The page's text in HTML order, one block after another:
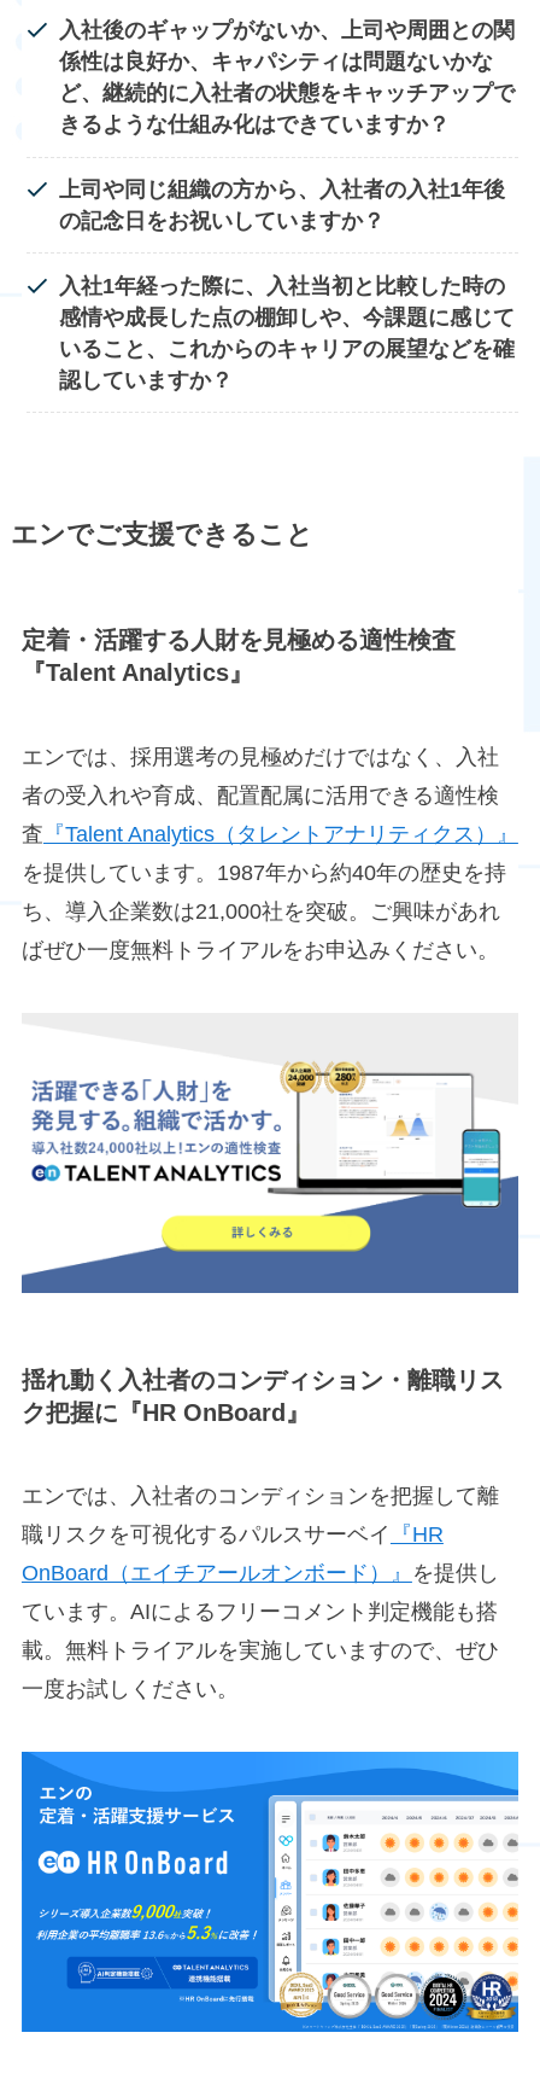
入社後のギャップがないか、上司や周囲との関
係性は良好か、キャパシティは問題ないかな
ど、継続的に入社者の状態をキャッチアップで
きるような仕組み化はできていますか？
上司や同じ組織の方から、入社者の入社1年後
の記念日をお祝いしていますか？
入社1年経った際に、入社当初と比較した時の
感情や成長した点の棚卸しや、今課題に感じて
いること、 これからのキャリアの展望などを確
認していますか？
エンでご支援できること
定着・活躍する人財を見極める適性検査
『Talent Analytics』
エンでは、採用選考の見極めだけではなく、入社
者の受入れや育成、配置配属に活用できる適性検
査 『Talent Analytics（タレントアナリティクス）』
を提供しています。1987年から約40年の歴史を持
ち、導入企業数は21,000社を突破。ご興味があれ
ばぜひ一度無料トライアルをお申込みください。
揺れ動く入社者のコンディション・離職リス
ク把握に『HR OnBoard』
エンでは、入社者のコンディションを把握して離
職リスクを可視化するパルスサーベイ
『HR
OnBoard（エイチアールオンボード）』
を提供し
ています。AIによるフリーコメント判定機能も搭
載。無料トライアルを実施していますので、ぜひ
一度お試しください。